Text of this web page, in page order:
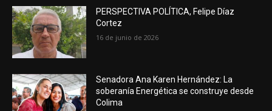
PERSPECTIVA POLÍTICA, Felipe Díaz
Cortez
16 de junio de 2026
Senadora Ana Karen Hernández: La
soberanía Energética se construye desde
Colima